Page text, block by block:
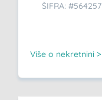
ŠIFRA: #564257
Više o nekretnini >